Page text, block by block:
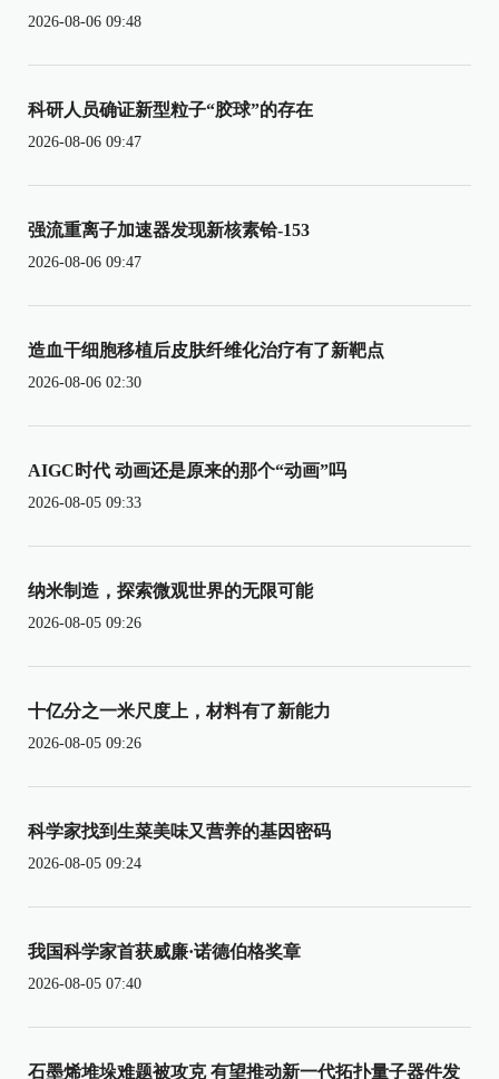
2026-08-06 09:48
科研人员确证新型粒子“胶球”的存在
2026-08-06 09:47
强流重离子加速器发现新核素铪-153
2026-08-06 09:47
造血干细胞移植后皮肤纤维化治疗有了新靶点
2026-08-06 02:30
AIGC时代 动画还是原来的那个“动画”吗
2026-08-05 09:33
纳米制造，探索微观世界的无限可能
2026-08-05 09:26
十亿分之一米尺度上，材料有了新能力
2026-08-05 09:26
科学家找到生菜美味又营养的基因密码
2026-08-05 09:24
我国科学家首获威廉·诺德伯格奖章
2026-08-05 07:40
石墨烯堆垛难题被攻克 有望推动新一代拓扑量子器件发